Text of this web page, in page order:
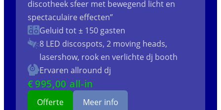
discotheek sfeer met bewegend licht en
spectaculaire effecten”
Geluid tot ± 150 gasten
8 LED discospots, 2 moving heads,
lasershow, rook en verlichte dj booth
Ervaren allround dj
€995,00 all-in
Offerte Meer info